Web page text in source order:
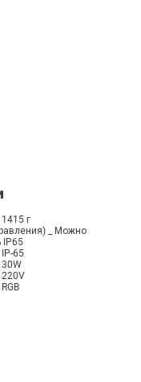
1415 г
_ Можно
IP65
IP-65
30W
220V
RGB